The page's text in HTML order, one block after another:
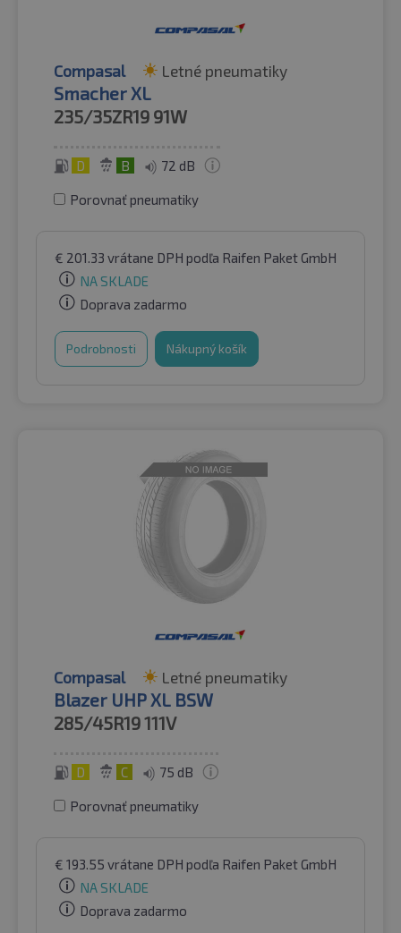
Compasal Letné pneumatiky
Smacher XL
235/35ZR19 91W
D B 72 dB
Porovnať pneumatiky
€ 201.33 vrátane DPH podľa Raifen Paket GmbH
NA SKLADE
Doprava zadarmo
Podrobnosti Nákupný košík
Compasal Letné pneumatiky
Blazer UHP XL BSW
285/45R19111V
D C 75 dB
Porovnať pneumatiky
€ 193.55 vrátane DPH podľa Raifen Paket GmbH
NA SKLADE
Doprava zadarmo